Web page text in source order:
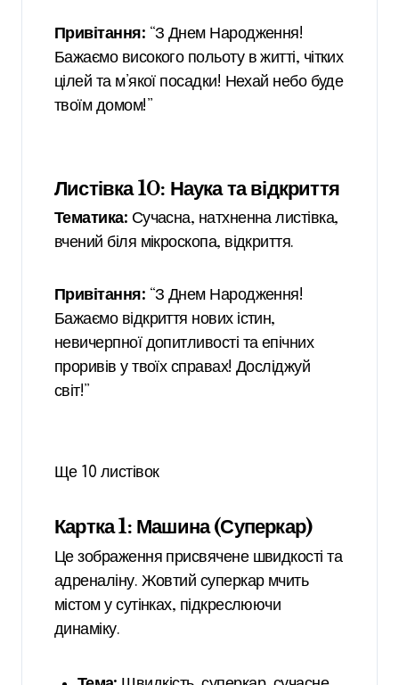
Привітання: “З Днем Народження!
Бажаємо високого польоту в житті, чітких
цілей та м’якої посадки! Нехай небо буде
твоїм домом!”
Листівка 10: Наука та відкриття
Тематика: Сучасна, натхненна листівка,
вчений біля мікроскопа, відкриття.
Привітання: “З Днем Народження!
Бажаємо відкриття нових істин,
невичерпної допитливості та епічних
проривів у твоїх справах! Досліджуй
світ!”
Ще 10 листівок
Картка 1: Машина (Суперкар)
Це зображення присвячене швидкості та
адреналіну. Жовтий суперкар мчить
містом у сутінках, підкреслюючи
динаміку.